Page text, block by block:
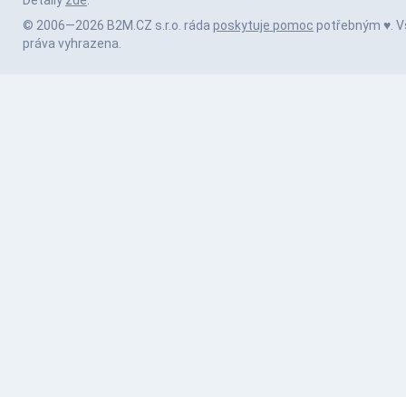
© 2006—2026 B2M.CZ s.r.o. ráda poskytuje pomoc potřebným ♥️.
práva vyhrazena.